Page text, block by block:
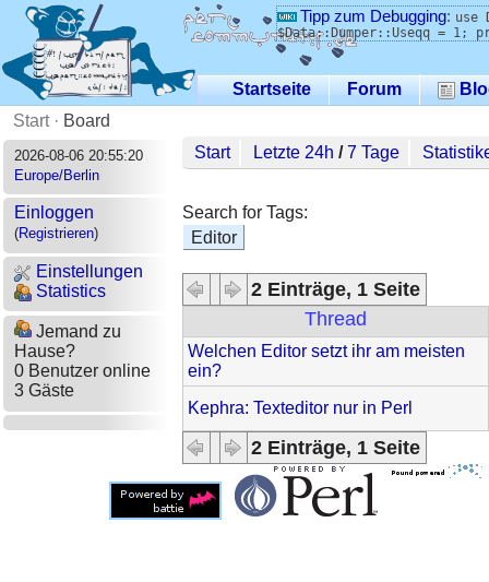
Tipp zum Debugging: use
$Data::Dumper::Useqq = 1;
Startseite Forum
Start· Board
2026-08-06 20:55:20
Europe/Berlin
Einloggen
(Registrieren)
Einstellungen
Statistics
Jemand zu
Hause?
0 Benutzer online
3 Gäste
Start Letzte 24h /7 Tage
Search for Tags:
Editor
2 Einträge, 1 Seite
Thread
Welchen Editor setzt ihr am meisten
ein?
Kephra: Texteditor nur in Perl
2 Einträge, 1 Seite